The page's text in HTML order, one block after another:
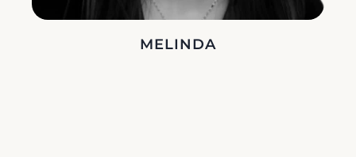
MELINDA